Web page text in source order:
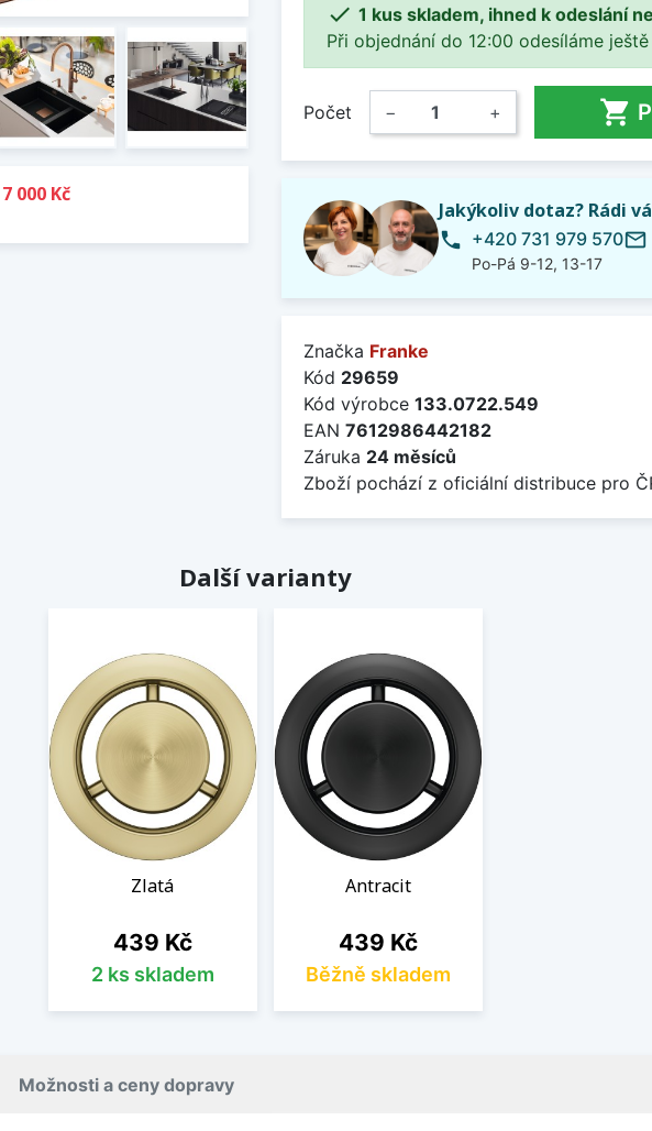
000 Kč
 1 kus skladem, ihned k odeslání
Při objednání do 12:00 odesíláme
Počet − + 
Jakýkoliv dotaz? Rádi
phone +420 731 979 570
Po-Pá 9-12, 13-17
mail_outline
Značka Franke
Kód 29659
Kód výrobce 133.0722.549
EAN 7612986442182
Záruka 24 měsíců
Zboží pochází z oficiální distribuce pro
Další varianty
Zlatá
Cena
439 Kč
2 ks skladem
Antracit
Cena
439 Kč
Běžně skladem
Možnosti a ceny dopravy